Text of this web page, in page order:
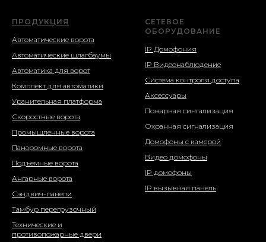
ПРОДУКЦИЯ
Автоматические ворота
Автоматические шлагбаумы
Автоматика для ворот
Комплект для автоматики
Уранительная платформа
Скоростные ворота
Промышленные ворота
Панаромные ворота
Подъемные ворота
Ангарные ворота
Сэндвич-панели
Тамбур перегрузочный
Технические и
противопожарные двери
СЕТЕВОЕ
ОБОРУДОВАНИЕ
IP Домофония
IP Видеонаблюдение
Система контроля доступа
Аксессуары
Пожарная сингализация
Охранная сигнализация
Домофоны с камерой
Видео домофоны
IP домофоны
IP вызывная панель